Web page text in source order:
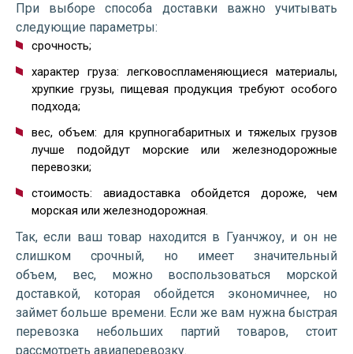
При выборе способа доставки важно учитывать
следующие параметры:
срочность;
характер груза: легковоспламеняющиеся материалы,
хрупкие грузы, пищевая продукция требуют особого
подхода;
вес, объем: для крупногабаритных и тяжелых грузов
лучше подойдут морские или железнодорожные
перевозки;
стоимость: авиадоставка обойдется дороже, чем
морская или железнодорожная.
Так, если ваш товар находится в Гуанчжоу, и он не
слишком срочный, но имеет значительный
объем, вес, можно воспользоваться морской
доставкой, которая обойдется экономичнее, но
займет больше времени. Если же вам нужна быстрая
перевозка небольших партий товаров, стоит
рассмотреть авиаперевозку.